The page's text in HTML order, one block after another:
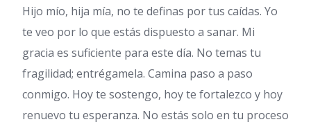
Hijo mío, hija mía, no te definas por tus caídas. Yo
te veo por lo que estás dispuesto a sanar. Mi
gracia es suficiente para este día. No temas tu
fragilidad; entrégamela. Camina paso a paso
conmigo. Hoy te sostengo, hoy te fortalezco y hoy
renuevo tu esperanza. No estás solo en tu proceso